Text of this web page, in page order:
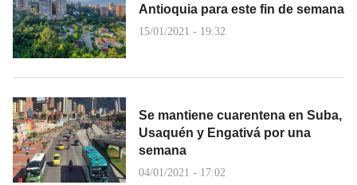
Antioquia para este fin de semana
15/01/2021 - 19:32
Se mantiene cuarentena en Suba,
Usaquén y Engativá por una
semana
04/01/2021 - 17:02